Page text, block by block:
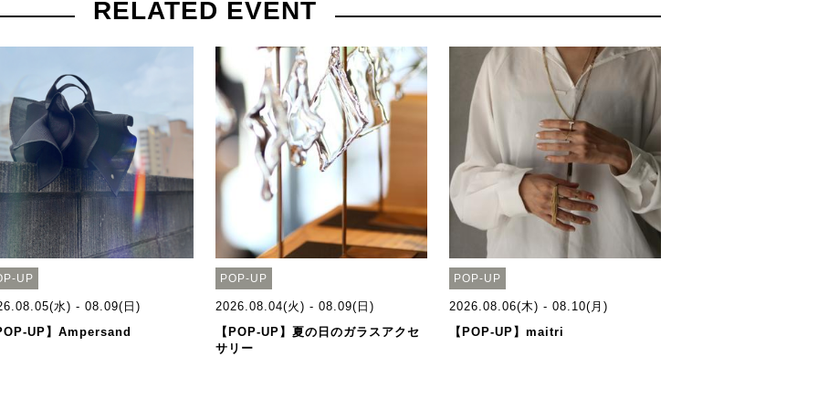
RELATED EVENT
UP
水) - 08.09(日)
UP】Ampersand
POP-UP
2026.08.04(火) - 08.09(日)
【POP-UP】夏の日のガラスアクセ
サリー
POP-UP
2026.08.06(木) - 08.10(月)
【POP-UP】maitri